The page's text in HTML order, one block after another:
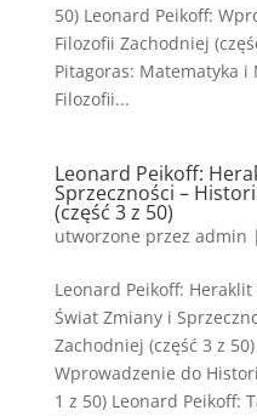
50) Leonard Peikoff:
Filozofii Zachodniej
Pitagoras: Matematyka i
Filozofii...
Leonard Peikoff:
Sprzeczności –
(część 3 z 50)
utworzone przez admin |
Leonard Peikoff:
Świat Zmiany i
Zachodniej (część 3 z
Wprowadzenie do
1 z 50) Leonard Peikoff: